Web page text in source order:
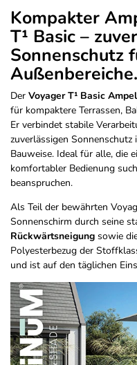
Kompakter
T¹ Basic –
Sonnenschutz
Außenbereiche.
Der Voyager T¹ Basic
für kompaktere Terrassen,
Er verbindet stabile
zuverlässigen
Bauweise. Ideal für alle, die
komfortabler Bedienung
beanspruchen.
Als Teil der bewährten
Sonnenschirm durch seine
Rückwärtsneigung sowie
Polyesterbezug der
und ist auf den täglichen